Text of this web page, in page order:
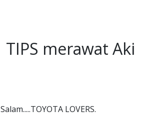
TIPS merawat
Salam.....TOYOTA LOVERS.